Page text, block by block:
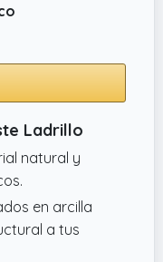
Ladrillo
natural y
en arcilla
a tus